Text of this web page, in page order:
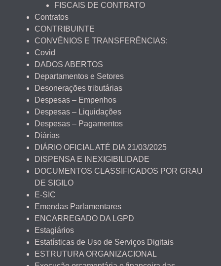
FISCAIS DE CONTRATO
Contratos
CONTRIBUINTE
CONVÊNIOS E TRANSFERÊNCIAS:
Covid
DADOS ABERTOS
Departamentos e Setores
Desonerações tributárias
Despesas – Empenhos
Despesas – Liquidações
Despesas – Pagamentos
Diárias
DIÁRIO OFICIAL ATÉ DIA 21/03/2025
DISPENSA E INEXIGIBILIDADE
DOCUMENTOS CLASSIFICADOS POR GRAU
DE SIGILO
E-SIC
Emendas Parlamentares
ENCARREGADO DA LGPD
Estagiários
Estatísticas de Uso de Serviços Digitais
ESTRUTURA ORGANIZACIONAL